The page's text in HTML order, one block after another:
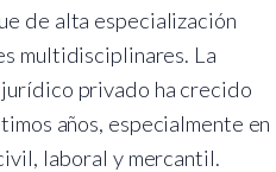
de alta especialización
multidisciplinares. La
privado ha crecido
años, especialmente en
laboral y mercantil.